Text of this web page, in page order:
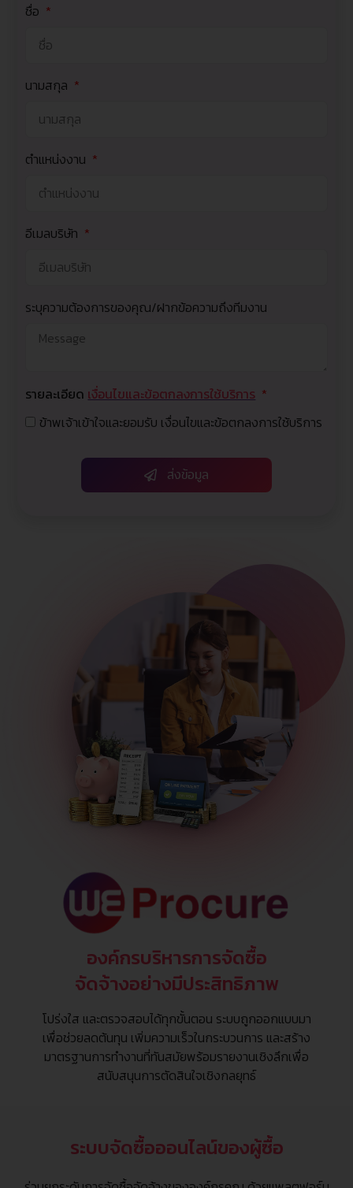
ชื่อ
นามสกุล
ตำแหน่งงาน
อีเมลบริษัท
ระบุความต้องการของคุณ/ฝากข้อความถึงทีมงาน
รายละเอียด เงื่อนไขและข้อตกลงการใช้บริการ
ข้าพเจ้าเข้าใจและยอมรับ เงื่อนไขและข้อตกลงการใช้บริการ
ส่งข้อมูล
องค์กรบริหารการจัดซื้อ
จัดจ้างอย่างมีประสิทธิภาพ
โปร่งใส และตรวจสอบได้ทุกขั้นตอน ระบบถูกออกแบบมา
เพื่อช่วยลดต้นทุน เพิ่มความเร็วในกระบวนการ และสร้าง
มาตรฐานการทำงานที่ทันสมัยพร้อมรายงานเชิงลึกเพื่อ
สนับสนุนการตัดสินใจเชิงกลยุทธ์
ระบบจัดซื้อออนไลน์ของผู้ซื้อ